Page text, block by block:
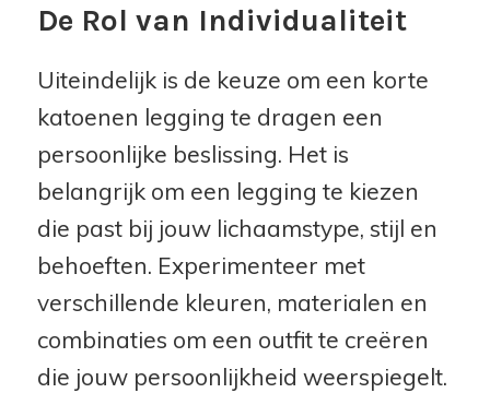
De Rol van Individualiteit
Uiteindelijk is de keuze om een korte
katoenen legging te dragen een
persoonlijke beslissing. Het is
belangrijk om een legging te kiezen
die past bij jouw lichaamstype, stijl en
behoeften. Experimenteer met
verschillende kleuren, materialen en
combinaties om een outfit te creëren
die jouw persoonlijkheid weerspiegelt.